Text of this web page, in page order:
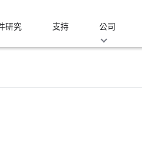
研究 支持 公司